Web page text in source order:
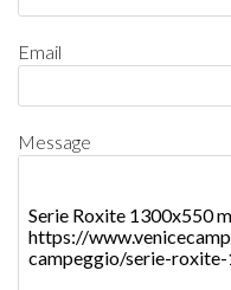
Email
Message